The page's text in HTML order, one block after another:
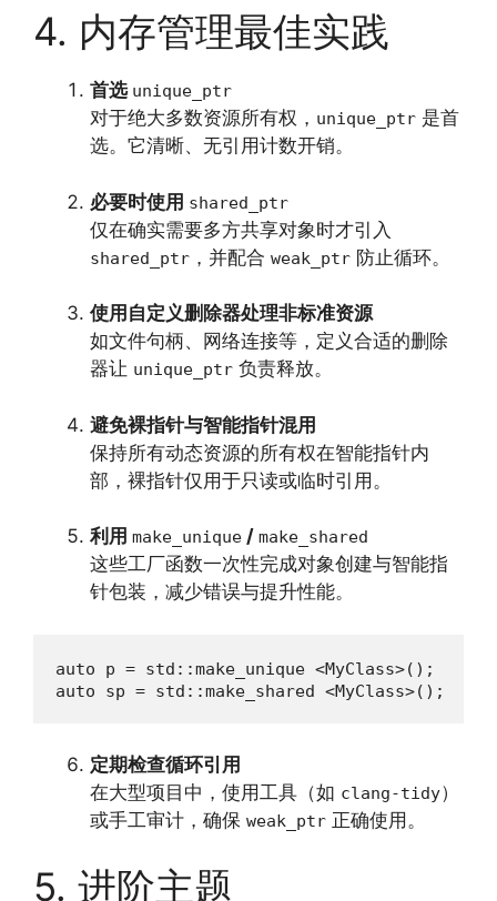
4. 内存管理最佳实践
首选 unique_ptr
对于绝大多数资源所有权， unique_ptr 是首
选。它清晰、无引用计数开销。
必要时使用 shared_ptr
仅在确实需要多方共享对象时才引入
shared_ptr ，并配合 weak_ptr 防止循环。
使用自定义删除器处理非标准资源
如文件句柄、网络连接等，定义合适的删除
器让 unique_ptr 负责释放。
避免裸指针与智能指针混用
保持所有动态资源的所有权在智能指针内
部，裸指针仅用于只读或临时引用。
利用 make_unique / make_shared
这些工厂函数一次性完成对象创建与智能指
针包装，减少错误与提升性能。
auto p = std::make_unique <MyClass>();
auto sp = std::make_shared <MyClass>();
定期检查循环引用
在大型项目中，使用工具（如 clang-tidy）
或手工审计，确保 weak_ptr 正确使用。
5. 进阶主题